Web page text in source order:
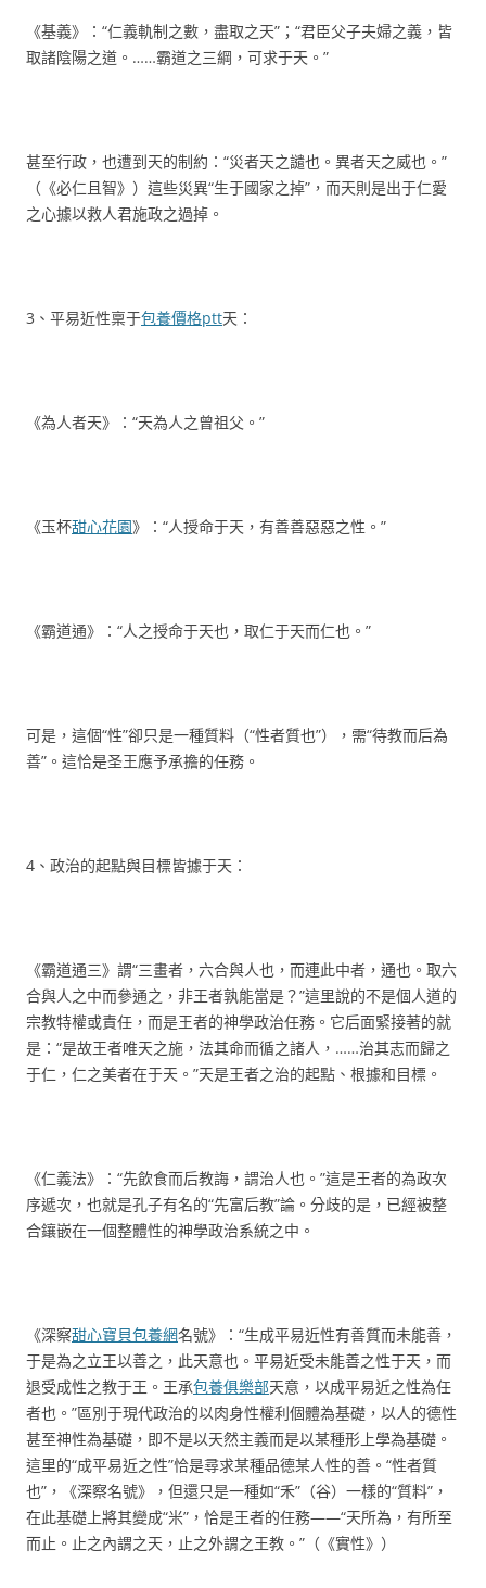
《基義》：“仁義軌制之數，盡取之天”；“君臣父子夫婦之義，皆
取諸陰陽之道。……霸道之三綱，可求于天。”
甚至行政，也遭到天的制約：“災者天之譴也。異者天之威也。”
（《必仁且智》）這些災異“生于國家之掉”，而天則是出于仁愛
之心據以救人君施政之過掉。
3、平易近性稟于包養價格ptt天：
《為人者天》：“天為人之曾祖父。”
《玉杯甜心花園》：“人授命于天，有善善惡惡之性。”
《霸道通》：“人之授命于天也，取仁于天而仁也。”
可是，這個“性”卻只是一種質料（“性者質也”），需“待教而后為
善”。這恰是圣王應予承擔的任務。
4、政治的起點與目標皆據于天：
《霸道通三》謂“三畫者，六合與人也，而連此中者，通也。取六
合與人之中而參通之，非王者孰能當是？”這里說的不是個人道的
宗教特權或責任，而是王者的神學政治任務。它后面緊接著的就
是：“是故王者唯天之施，法其命而循之諸人，……治其志而歸之
于仁，仁之美者在于天。”天是王者之治的起點、根據和目標。
《仁義法》：“先飲食而后教誨，謂治人也。”這是王者的為政次
序遞次，也就是孔子有名的“先富后教”論。分歧的是，已經被整
合鑲嵌在一個整體性的神學政治系統之中。
《深察甜心寶貝包養網名號》：“生成平易近性有善質而未能善，
于是為之立王以善之，此天意也。平易近受未能善之性于天，而
退受成性之教于王。王承包養俱樂部天意，以成平易近之性為任
者也。”區別于現代政治的以肉身性權利個體為基礎，以人的德性
甚至神性為基礎，即不是以天然主義而是以某種形上學為基礎。
這里的“成平易近之性”恰是尋求某種品德某人性的善。“性者質
也”，《深察名號》，但還只是一種如“禾”（谷）一樣的“質料”，
在此基礎上將其變成“米”，恰是王者的任務——“天所為，有所至
而止。止之內謂之天，止之外謂之王教。”（《實性》）